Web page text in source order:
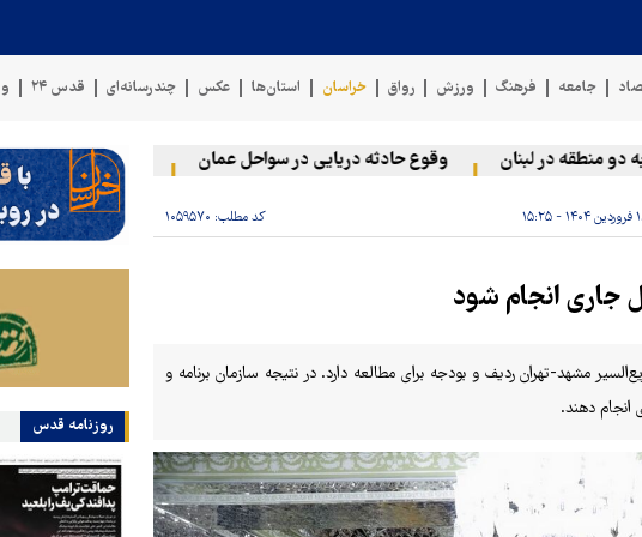
جامعه فرهنگ ورزش رواق خراسان استان‌ها عکس چندرسانه‌ای قدس ۲۴
در لبنان وقوع حادثه دریایی در سواحل عمان سخنگوی نیروهای مسلح
- ۱۵:۲۵ کد مطلب: ۱۰۵۹۵۷۰
جاری انجام شود
مشهد-تهران ردیف و بودجه برای مطالعه دارد. در نتیجه سازمان برنامه و
انجام دهند.
روزنامه قدس